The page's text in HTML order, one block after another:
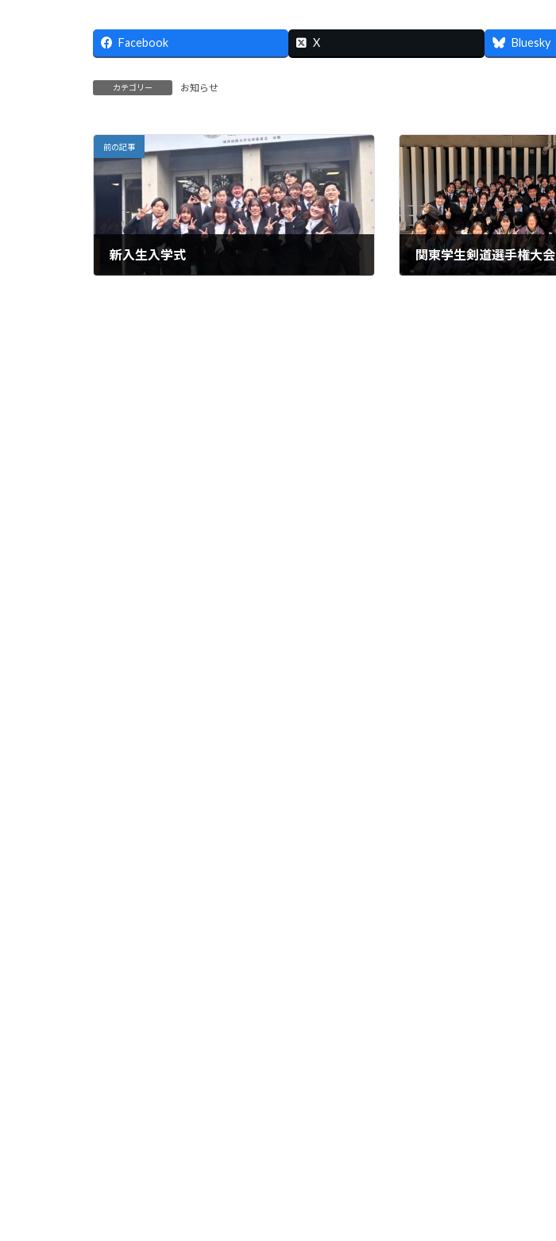
Facebook X Bluesky
カテゴリー お知らせ
前の記事
新入生入学式 関東学生剣道選手権大会